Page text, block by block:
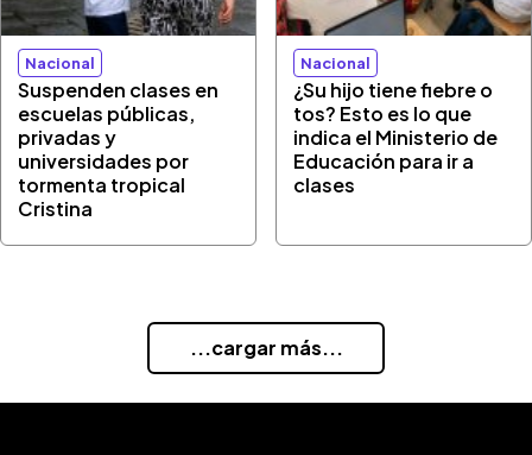
Nacional
Suspenden clases en
escuelas públicas,
privadas y
universidades por
tormenta tropical
Cristina
Nacional
¿Su hijo tiene fiebre o
tos? Esto es lo que
indica el Ministerio de
Educación para ir a
clases
...cargar más...